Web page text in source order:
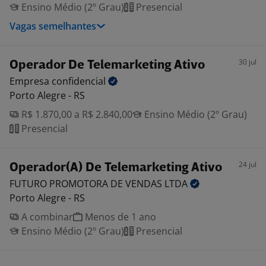
Ensino Médio (2º Grau)
Presencial
Vagas semelhantes
Operador De Telemarketing Ativo 30 jul
Empresa confidencial
Porto Alegre - RS
R$ 1.870,00 a R$ 2.840,00
Ensino Médio (2º Grau)
Presencial
Operador(A) De Telemarketing Ativo 24 jul
FUTURO PROMOTORA DE VENDAS LTDA
Porto Alegre - RS
A combinar
Menos de 1 ano
Ensino Médio (2º Grau)
Presencial